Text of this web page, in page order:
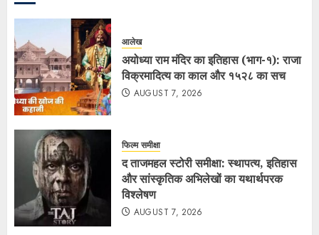
आलेख
अयोध्या राम मंदिर का इतिहास (भाग-१): राजा
विक्रमादित्य का काल और १५२८ का सच
AUGUST 7, 2026
फिल्म समीक्षा
द ताजमहल स्टोरी समीक्षा: स्थापत्य, इतिहास
और सांस्कृतिक अभिलेखों का यथार्थपरक
विश्लेषण
AUGUST 7, 2026